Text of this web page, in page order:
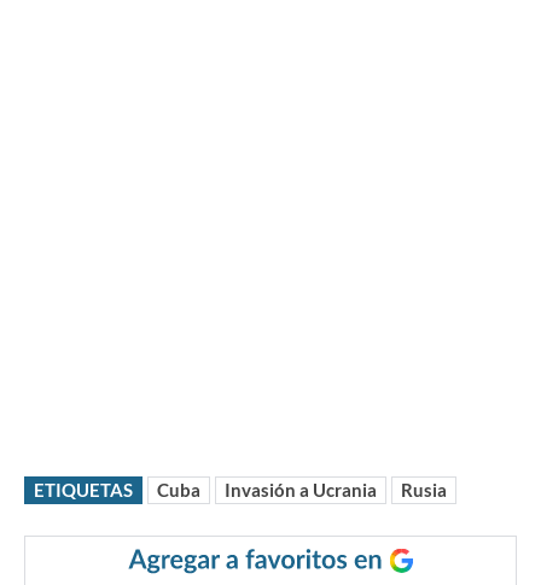
ETIQUETAS Cuba Invasión a Ucrania Rusia